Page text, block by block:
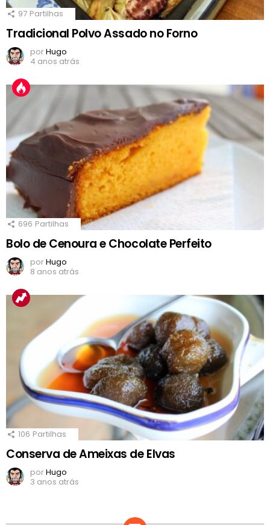
97 Partilhas
Tradicional Polvo Assado no Forno
porHugo
4 anos atrás
696 Partilhas
Bolo de Cenoura e Chocolate Perfeito
porHugo
8 anos atrás
106 Partilhas
Conserva de Ameixas de Elvas
porHugo
3 anos atrás